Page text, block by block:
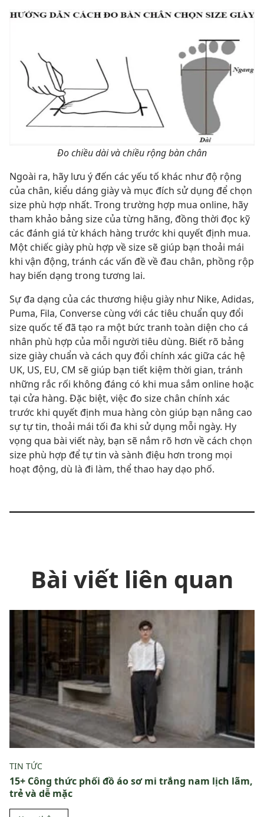
Đo chiều dài và chiều rộng bàn chân
Ngoài ra, hãy lưu ý đến các yếu tố khác như độ rộng
của chân, kiểu dáng giày và mục đích sử dụng để chọn
size phù hợp nhất. Trong trường hợp mua online, hãy
tham khảo bảng size của từng hãng, đồng thời đọc kỹ
các đánh giá từ khách hàng trước khi quyết định mua.
Một chiếc giày phù hợp về size sẽ giúp bạn thoải mái
khi vận động, tránh các vấn đề về đau chân, phồng rộp
hay biến dạng trong tương lai.
Sự đa dạng của các thương hiệu giày như Nike, Adidas,
Puma, Fila, Converse cùng với các tiêu chuẩn quy đổi
size quốc tế đã tạo ra một bức tranh toàn diện cho cá
nhân phù hợp của mỗi người tiêu dùng. Biết rõ bảng
size giày chuẩn và cách quy đổi chính xác giữa các hệ
UK, US, EU, CM sẽ giúp bạn tiết kiệm thời gian, tránh
những rắc rối không đáng có khi mua sắm online hoặc
tại cửa hàng. Đặc biệt, việc đo size chân chính xác
trước khi quyết định mua hàng còn giúp bạn nâng cao
sự tự tin, thoải mái tối đa khi sử dụng mỗi ngày. Hy
vọng qua bài viết này, bạn sẽ nắm rõ hơn về cách chọn
size phù hợp để tự tin và sành điệu hơn trong mọi
hoạt động, dù là đi làm, thể thao hay dạo phố.
Bài viết liên quan
TIN TỨC
15+ Công thức phối đồ áo sơ mi trắng nam lịch lãm,
trẻ và dễ mặc